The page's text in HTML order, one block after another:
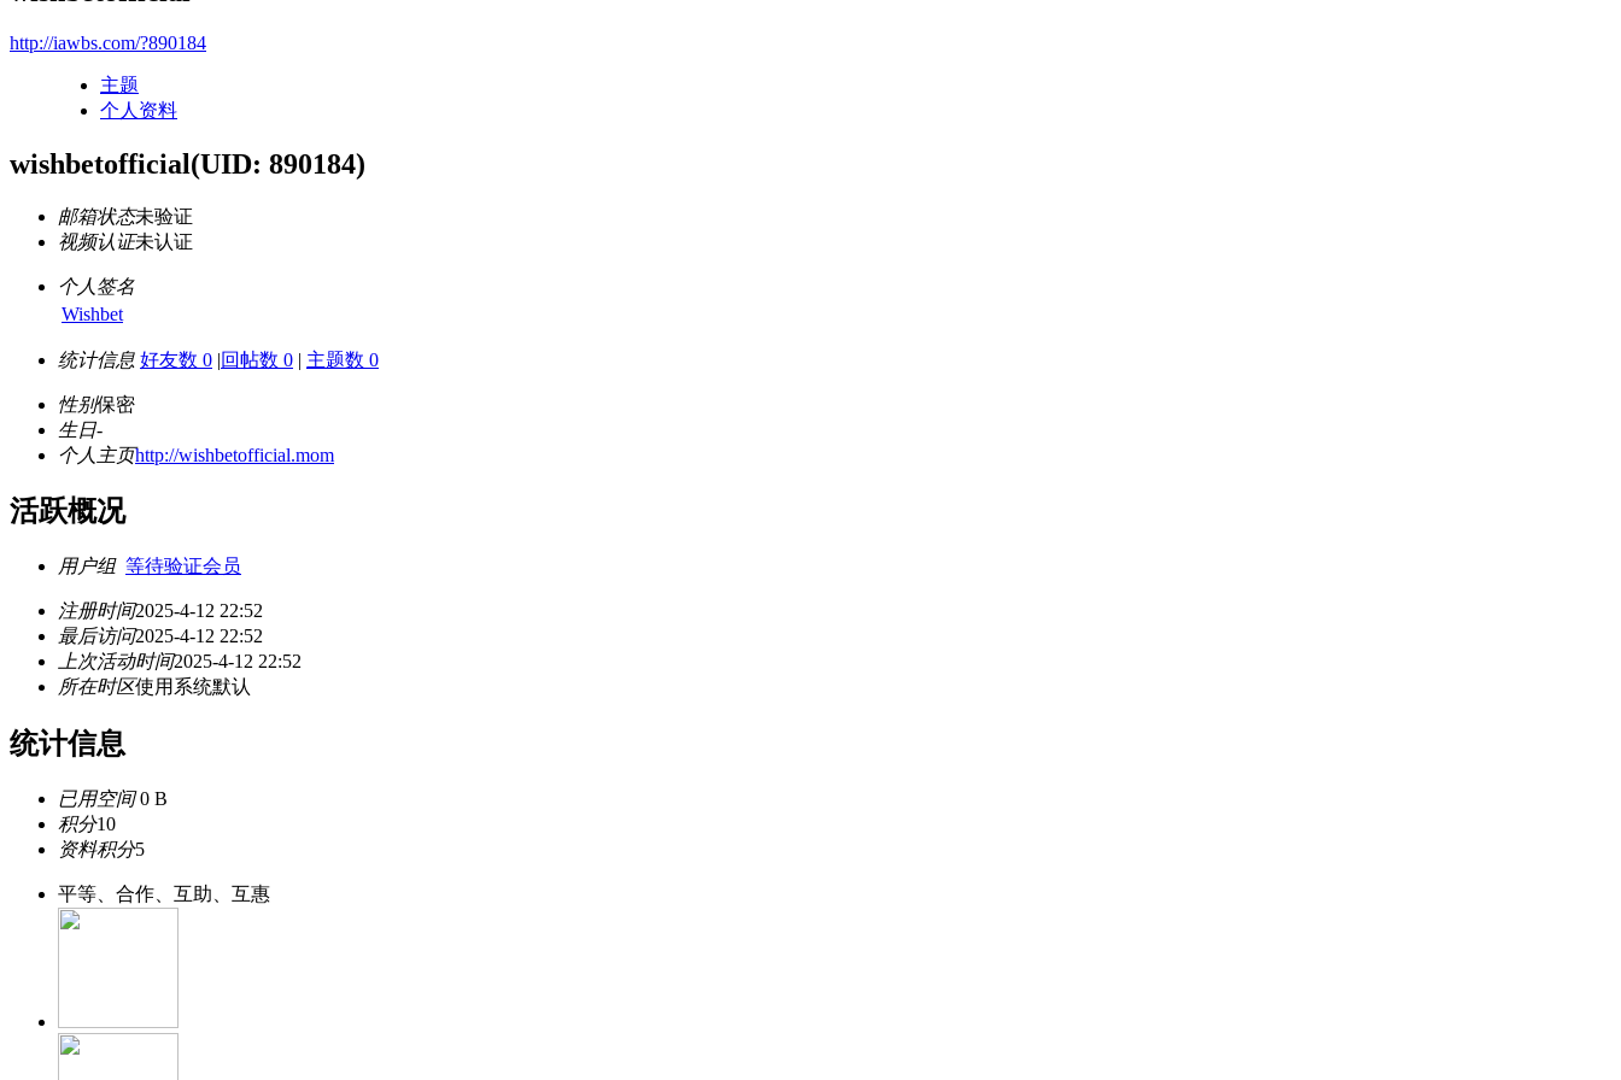
http://iawbs.com/?890184
主题
个人资料
wishbetofficial(UID: 890184)
邮箱状态未验证
视频认证未认证
个人签名
Wishbet
统计信息 好友数 0 |回帖数 0 | 主题数 0
性别保密
生日-
个人主页http://wishbetofficial.mom
活跃概况
用户组 等待验证会员
注册时间2025-4-12 22:52
最后访问2025-4-12 22:52
上次活动时间2025-4-12 22:52
所在时区使用系统默认
统计信息
已用空间0 B
积分10
资料积分5
平等、合作、互助、互惠